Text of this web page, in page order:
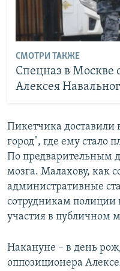
СМОТРИ ТАКЖЕ
Спецназ в Москве
Алексея
Пикетчика доставили
город", где ему стало
По предварительным
мозга. Малахову, как
административные
сотрудникам
участия в публичном
Накануне – в день
оппозиционера